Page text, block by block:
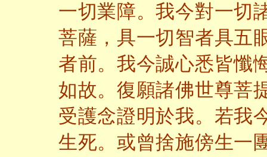
一切業障。我今對一切
菩薩，具一切智者具五
者前。我今誠心悉皆懺
如故。復願諸佛世尊菩
受護念證明於我。若我
生死。或曾捨施傍生一